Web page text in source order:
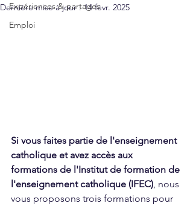
Expériences & partages
Emploi
Dernière mise à jour :14 févr. 2025
Si vous faites partie de l'enseignement
catholique et avez accès aux
formations de l'Institut de formation de
l'enseignement catholique (IFEC) , nous
vous proposons trois formations pour